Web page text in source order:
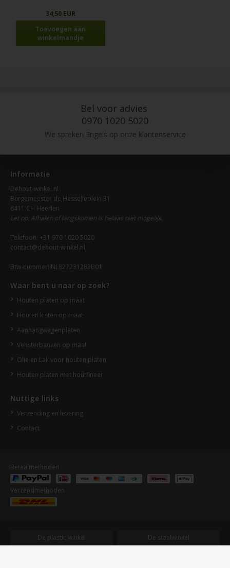
34,50 EUR
Bel voor advies
0970 1020 5020
We spreken Engels op onze klantenservice
Informatie
Dehout-winkel.nl
Burgemeester de Hesselleplein 31
6411 CH Heerlen
Let op: Afhalen of langskomen is helaas niet mogelijk.
Telefoon: +31 970 1020 5020
contact@dehout-winkel.nl
Btw-nummer: NL827231283B01
Waar bent u naar op zoek?
Houten platen op maat
Houten kisten op maat
Aanhangwagenplaten
Vensterbanken op maat
Olie en Lak voor houten platen
Houten platen met houtfineer
Nuttige links
Verzending en levering
Contact
Betaalmethoden
Verzendmethoden
De plastic winkel De staalwinkel